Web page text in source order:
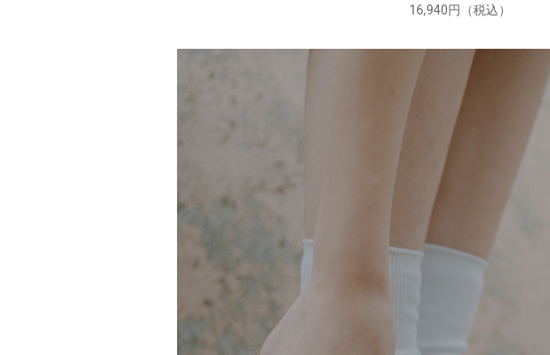
16,940円（税込）